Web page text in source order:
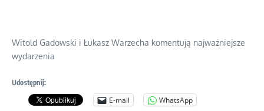
Witold Gadowski i Łukasz Warzecha komentują najważniejsze
wydarzenia
Udostępnij:
E-mail WhatsApp